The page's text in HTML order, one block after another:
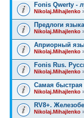
Fonis Qwerty -
Nikolaj.Mihajlenko
Предлоги
Nikolaj.Mihajlenko
Априорный
Nikolaj.Mihajlenko
Fonis Rus.
Nikolaj.Mihajlenko
Самая быстрая
Nikolaj.Mihajlenko
RV8+.
Nikolaj.Mihajlenko